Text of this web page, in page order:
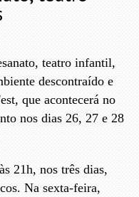
teatro infantil,
descontraído e
que acontecerá no
nos dias 26, 27 e 28
21h, nos três dias,
Na sexta-feira,